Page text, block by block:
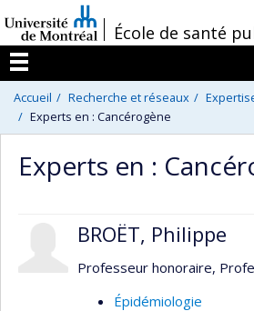
au
contenu
/École de santé
Menu
Accueil Recherche et réseaux
Experts en : Cancérogène
Experts en :
BROËT, Philippe
Professeur honoraire,
Épidémiologie